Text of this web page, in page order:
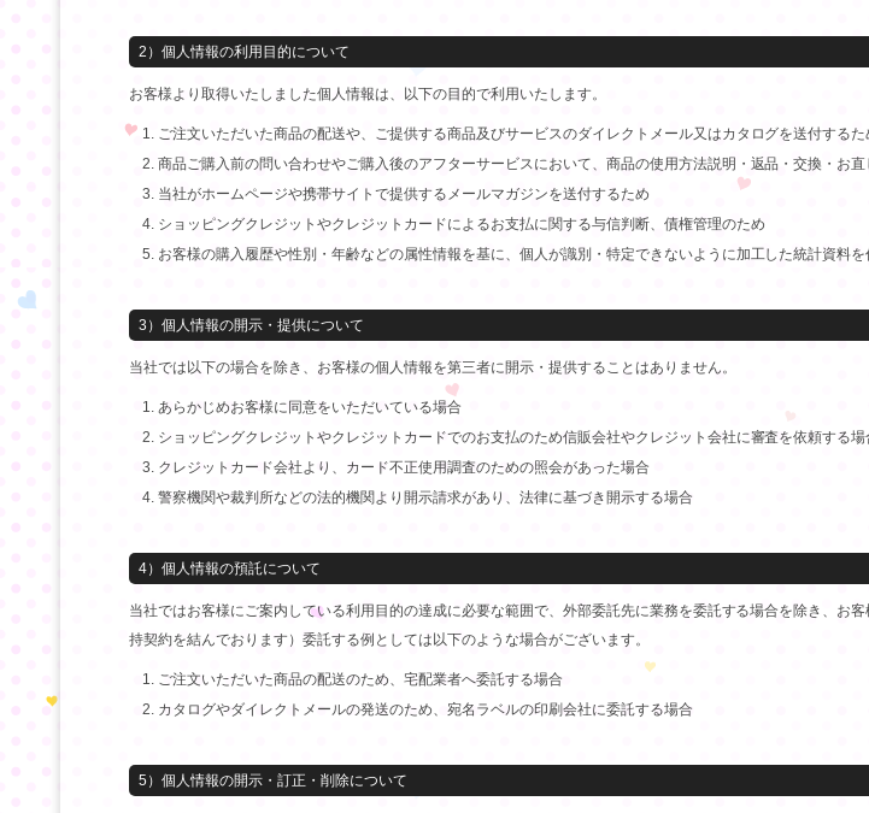
2）個人情報の利用目的について
お客様より取得いたしました個人情報は、以下の目的で利用いたします。
ご注文いただいた商品の配送や、ご提供する商品及びサービスのダイレクトメール又はカタログを送付するた
商品ご購入前の問い合わせやご購入後のアフターサービスにおいて、商品の使用方法説明・返品・交換・お
当社がホームページや携帯サイトで提供するメールマガジンを送付するため
ショッピングクレジットやクレジットカードによるお支払に関する与信判断、債権管理のため
お客様の購入履歴や性別・年齢などの属性情報を基に、個人が識別・特定できないように加工した統計資料
3）個人情報の開示・提供について
当社では以下の場合を除き、お客様の個人情報を第三者に開示・提供することはありません。
あらかじめお客様に同意をいただいている場合
ショッピングクレジットやクレジットカードでのお支払のため信販会社やクレジット会社に審査を依頼する場
クレジットカード会社より、カード不正使用調査のための照会があった場合
警察機関や裁判所などの法的機関より開示請求があり、法律に基づき開示する場合
4）個人情報の預託について
当社ではお客様にご案内している利用目的の達成に必要な範囲で、外部委託先に業務を委託する場合を除き、
持契約を結んでおります）委託する例としては以下のような場合がございます。
ご注文いただいた商品の配送のため、宅配業者へ委託する場合
カタログやダイレクトメールの発送のため、宛名ラベルの印刷会社に委託する場合
5）個人情報の開示・訂正・削除について